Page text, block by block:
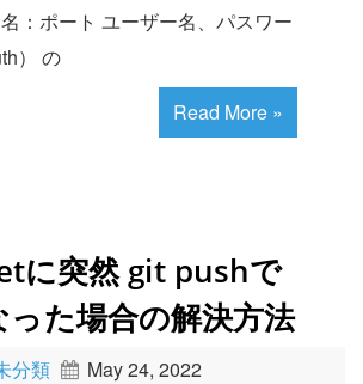
：ポート ユーザー名、パスワー
） の
Read More »
に突然 git pushで
った場合の解決方法
分類 May 24, 2022